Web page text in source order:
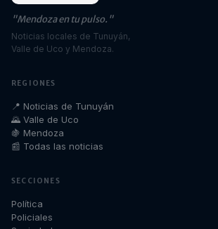
"Mendoza en tu pulso."
Noticias locales de Tunuyán,
Valle de Uco y Mendoza.
REGIONES
📍 Noticias de Tunuyán
🌄 Valle de Uco
🍇 Mendoza
📰 Todas las noticias
SECCIONES
Política
Policiales